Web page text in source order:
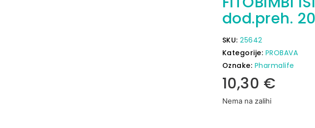
dod.preh.
SKU: 25642
Kategorije: PROBAVA
Oznake: Pharmalife
10,30 €
Nema na zalihi